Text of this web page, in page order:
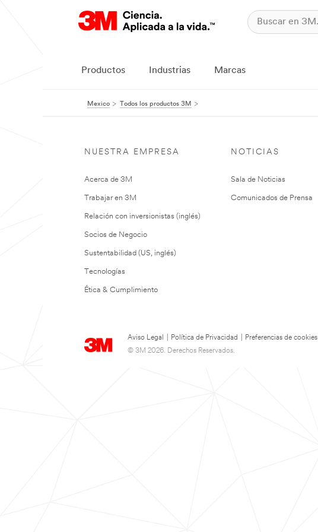
Productos Industrias Marcas
Mexico Todos los productos 3M
NUESTRA EMPRESA
Acerca de 3M
Trabajar en 3M
Relación con inversionistas (inglés)
Socios de Negocio
Sustentabilidad (US, inglés)
Tecnologías
Ética & Cumplimiento
NOTICIAS
Sala de Noticias
Comunicados de Prensa
Aviso Legal Política de Privacidad
Preferencias de cookies
© 3M 2026. Derechos Reservados.